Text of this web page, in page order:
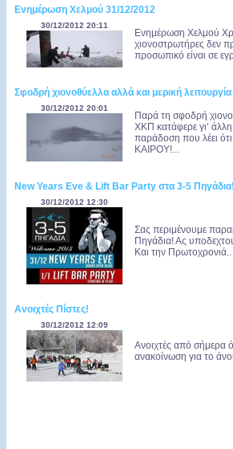
Ενημέρωση Χελμού 31/12/2012
30/12/2012 20:11
Ενημέρωση Χελμού
χιονοστρωτήρες δεν
προσωπικό είναι σε
Σφοδρή χιονοθύελλα αλλά και μερική
30/12/2012 20:01
Παρά τη σφοδρή
ΧΚΠ κατάφερε γι’ άλλη
παράδοση που λέει
ΚΑΙΡΟΥ!...
New Years Eve & Lift Bar Party στα 3-5
30/12/2012 12:30
Σας περιμένουμε
Πηγάδια! Ας
Και την
Ανοιχτές Πίστες!
30/12/2012 12:09
Ανοιχτές από σήμερα
ανακοίνωση για το